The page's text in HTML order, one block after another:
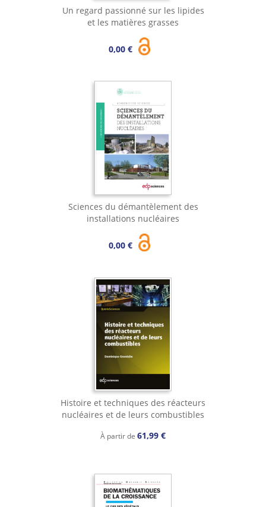
Un regard passionné sur les lipides
et les matières grasses
0,00 €
Sciences du démantèlement des
installations nucléaires
0,00 €
Histoire et techniques des réacteurs
nucléaires et de leurs combustibles
À partir de 61,99 €